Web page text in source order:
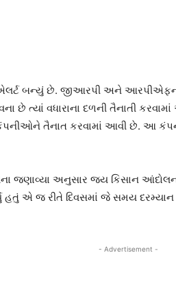
બન્યું છે. જીઆરપી અને
છે ત્યાં વધારાના દળની તૈનાતી
તૈનાત કરવામાં આવી છે. આ
જણાવ્યા અનુસાર જય કિસાન
હતું એ જ રીતે દિવસમાં જે સમય
- Advertisement -